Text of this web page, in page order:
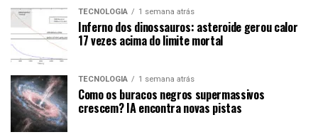
TECNOLOGIA 1 semana atrás
Inferno dos dinossauros: asteroide gerou calor
17 vezes acima do limite mortal
TECNOLOGIA 1 semana atrás
Como os buracos negros supermassivos
crescem? IA encontra novas pistas